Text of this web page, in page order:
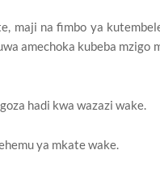
maji na fimbo ya
amechoka kubeba mzigo
hadi kwa wazazi wake.
ya mkate wake.